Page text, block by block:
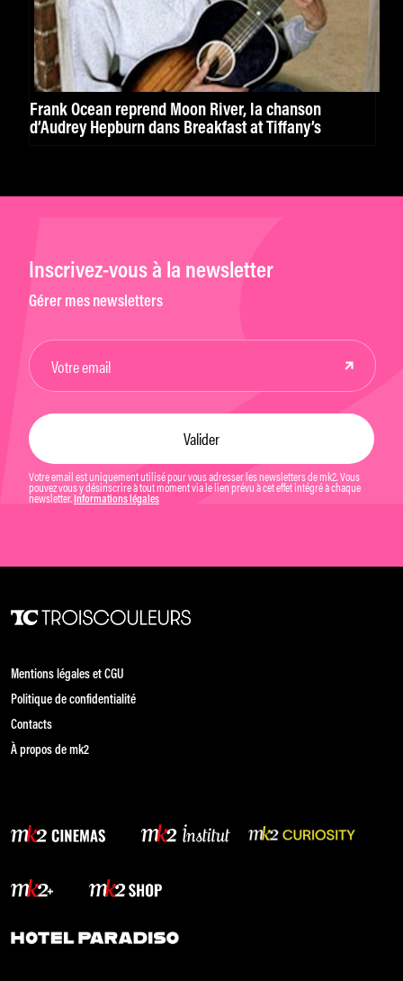
Frank Ocean reprend Moon River, la chanson
d’Audrey Hepburn dans Breakfast at Tiffany’s
Inscrivez-vous à la newsletter
Gérer mes newsletters
Votre email est uniquement utilisé pour vous adresser les newsletters de mk2. Vous
pouvez vous y désinscrire à tout moment via le lien prévu à cet effet intégré à chaque
newsletter. Informations légales
Mentions légales et CGU
Politique de confidentialité
Contacts
À propos de mk2